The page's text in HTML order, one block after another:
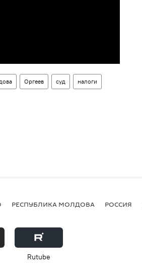
Оргеев суд налоги
РЕСПУБЛИКА МОЛДОВА РОССИЯ
Rutube